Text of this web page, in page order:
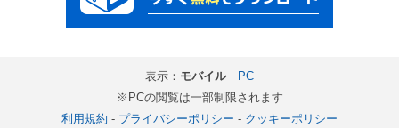
表示： モバイル｜ PC
※PCの閲覧は一部制限されます
利用規約 - プライバシーポリシー - クッキーポリシー